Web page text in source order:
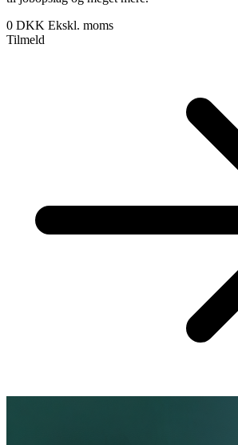
0 DKK Ekskl. moms
Tilmeld